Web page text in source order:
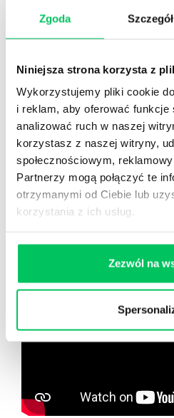
Zgoda
Niniejsza strona korzysta z
Wykorzystujemy pliki cookie
i reklam, aby oferować funkcje
analizować ruch w naszej
korzystasz z naszej witryny,
społecznościowym,
Partnerzy mogą połączyć te
otrzymanymi od Ciebie lub
korzystania z ich usług.
Zezwól na
800 pigułek wiedzy
40 filmów
i wiele więcej
Nowy użytkownik?
Zarejestruj
Zobacz co
wikiGamma+